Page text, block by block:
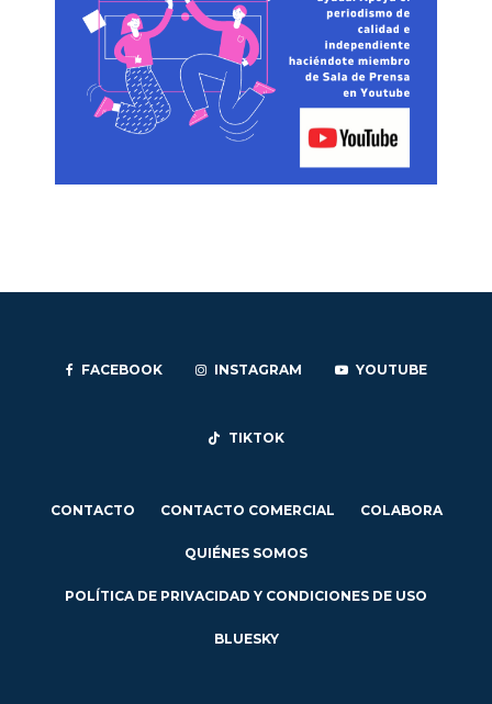
FACEBOOK INSTAGRAM YOUTUBE
TIKTOK
CONTACTO CONTACTO COMERCIAL COLABORA
QUIÉNES SOMOS
POLÍTICA DE PRIVACIDAD Y CONDICIONES DE USO
BLUESKY